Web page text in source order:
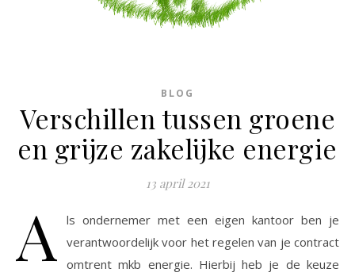
BLOG
Verschillen tussen groene
en grijze zakelijke energie
13 april 2021
A
ls ondernemer met een eigen kantoor ben je
verantwoordelijk voor het regelen van je contract
omtrent mkb energie. Hierbij heb je de keuze